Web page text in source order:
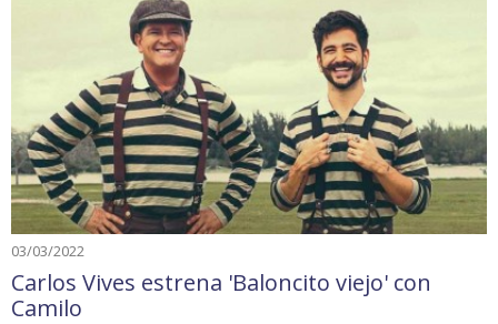
03/03/2022
Carlos Vives estrena 'Baloncito viejo' con
Camilo